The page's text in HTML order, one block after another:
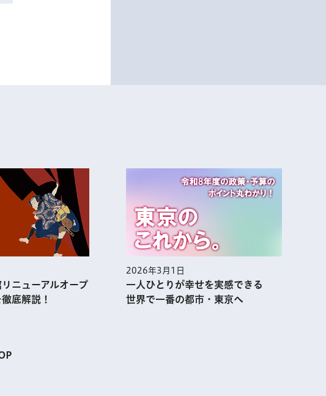
ライドを表示
幸せを実感できる
都市・東京へ
2026年2月1日
集まれ！あふれる熱気 アニメ都
市・TOKYOの今を大解剖!!